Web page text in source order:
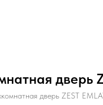
дверь
дверь ZEST